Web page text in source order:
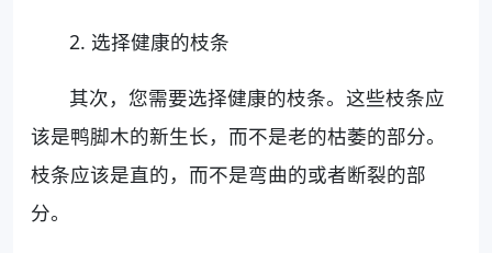
2. 选择健康的枝条
其次，您需要选择健康的枝条。这些枝条应
该是鸭脚木的新生长，而不是老的枯萎的部分。
枝条应该是直的，而不是弯曲的或者断裂的部
分。